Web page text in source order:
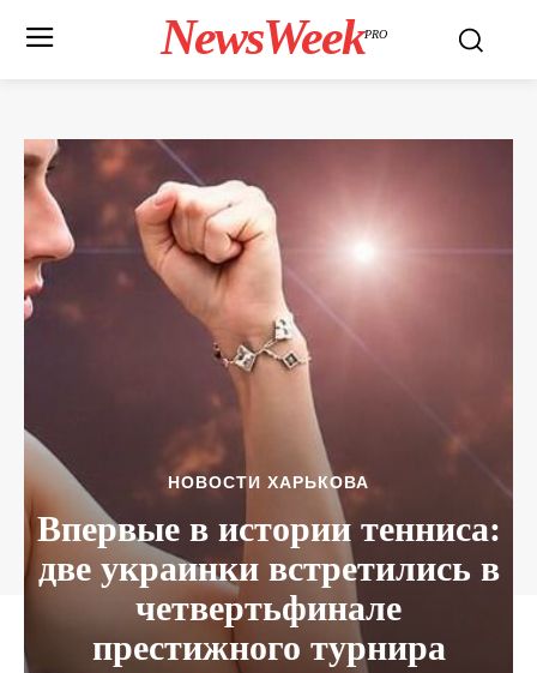
NewsWeekPRO
НОВОСТИ ХАРЬКОВА
Впервые в истории тенниса:
две украинки встретились в
четвертьфинале
престижного турнира